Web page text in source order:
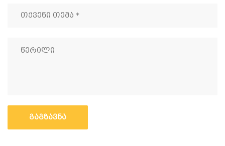
Გაგზავნა